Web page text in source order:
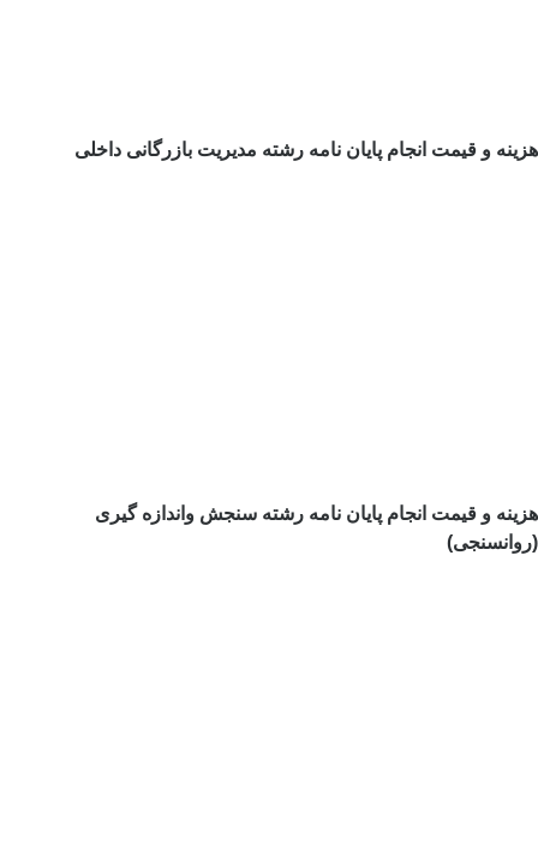
هزینه و قیمت انجام پایان نامه رشته مدیریت بازرگانی داخلی
هزینه و قیمت انجام پایان نامه رشته سنجش واندازه گیری
(روانسنجی)